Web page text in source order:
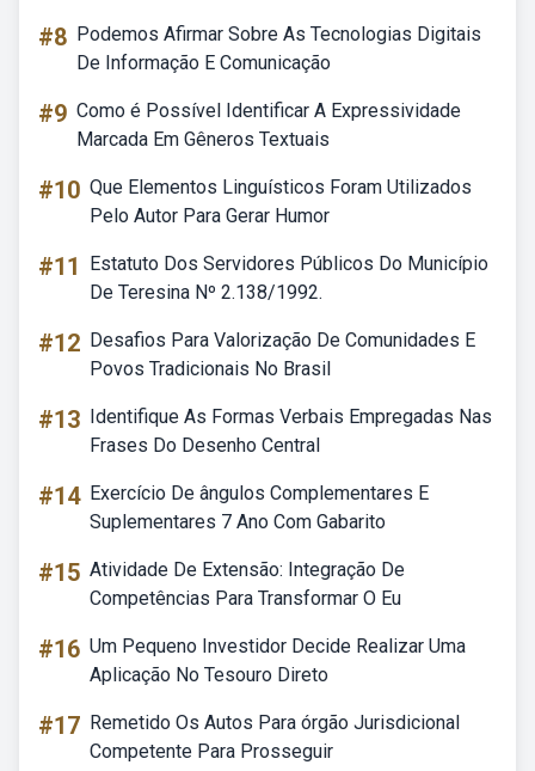
#8 Podemos Afirmar Sobre As Tecnologias Digitais
De Informação E Comunicação
#9 Como é Possível Identificar A Expressividade
Marcada Em Gêneros Textuais
#10 Que Elementos Linguísticos Foram Utilizados
Pelo Autor Para Gerar Humor
#11
Estatuto Dos Servidores Públicos Do Município
De Teresina Nº 2.138/1992.
#12 Desafios Para Valorização De Comunidades E
Povos Tradicionais No Brasil
#13 Identifique As Formas Verbais Empregadas Nas
Frases Do Desenho Central
#14 Exercício De ângulos Complementares E
Suplementares 7 Ano Com Gabarito
#15 Atividade De Extensão: Integração De
Competências Para Transformar O Eu
#16 Um Pequeno Investidor Decide Realizar Uma
Aplicação No Tesouro Direto
#17 Remetido Os Autos Para órgão Jurisdicional
Competente Para Prosseguir